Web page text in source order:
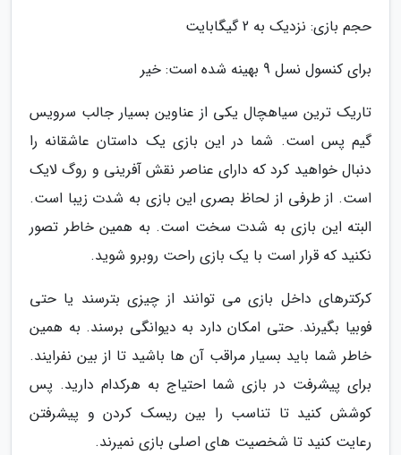
حجم بازی: نزدیک به 2 گیگابایت
برای کنسول نسل 9 بهینه شده است: خیر
تاریک ترین سیاهچال یکی از عناوین بسیار جالب سرویس
گیم پس است. شما در این بازی یک داستان عاشقانه را
دنبال خواهید کرد که دارای عناصر نقش آفرینی و روگ لایک
است. از طرفی از لحاظ بصری این بازی به شدت زیبا است.
البته این بازی به شدت سخت است. به همین خاطر تصور
نکنید که قرار است با یک بازی راحت روبرو شوید.
کرکترهای داخل بازی می توانند از چیزی بترسند یا حتی
فوبیا بگیرند. حتی امکان دارد به دیوانگی برسند. به همین
خاطر شما باید بسیار مراقب آن ها باشید تا از بین نفرایند.
برای پیشرفت در بازی شما احتیاج به هرکدام دارید. پس
کوشش کنید تا تناسب را بین ریسک کردن و پیشرفتن
رعایت کنید تا شخصیت های اصلی بازی نمیرند.